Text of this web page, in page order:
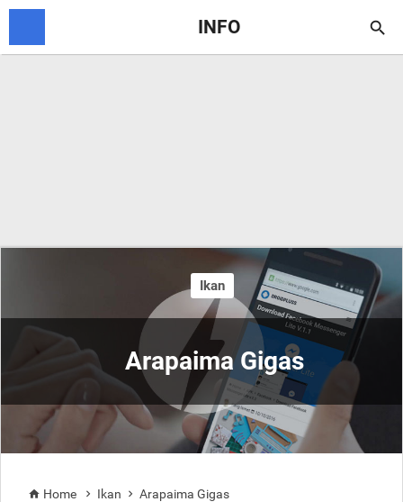
INFO 
Arapaima Gigas
Ikan
 Home  Ikan  Arapaima Gigas